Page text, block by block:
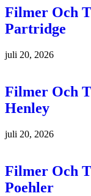
Filmer Och
Partridge
juli 20, 2026
Filmer Och
Henley
juli 20, 2026
Filmer Och
Poehler